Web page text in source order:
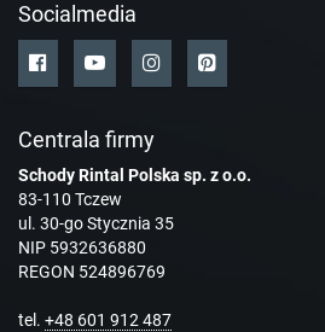
Socialmedia
Centrala firmy
Schody Rintal Polska sp. z o.o.
83-110 Tczew
ul. 30-go Stycznia 35
NIP 5932636880
REGON 524896769
tel. +48 601 912 487